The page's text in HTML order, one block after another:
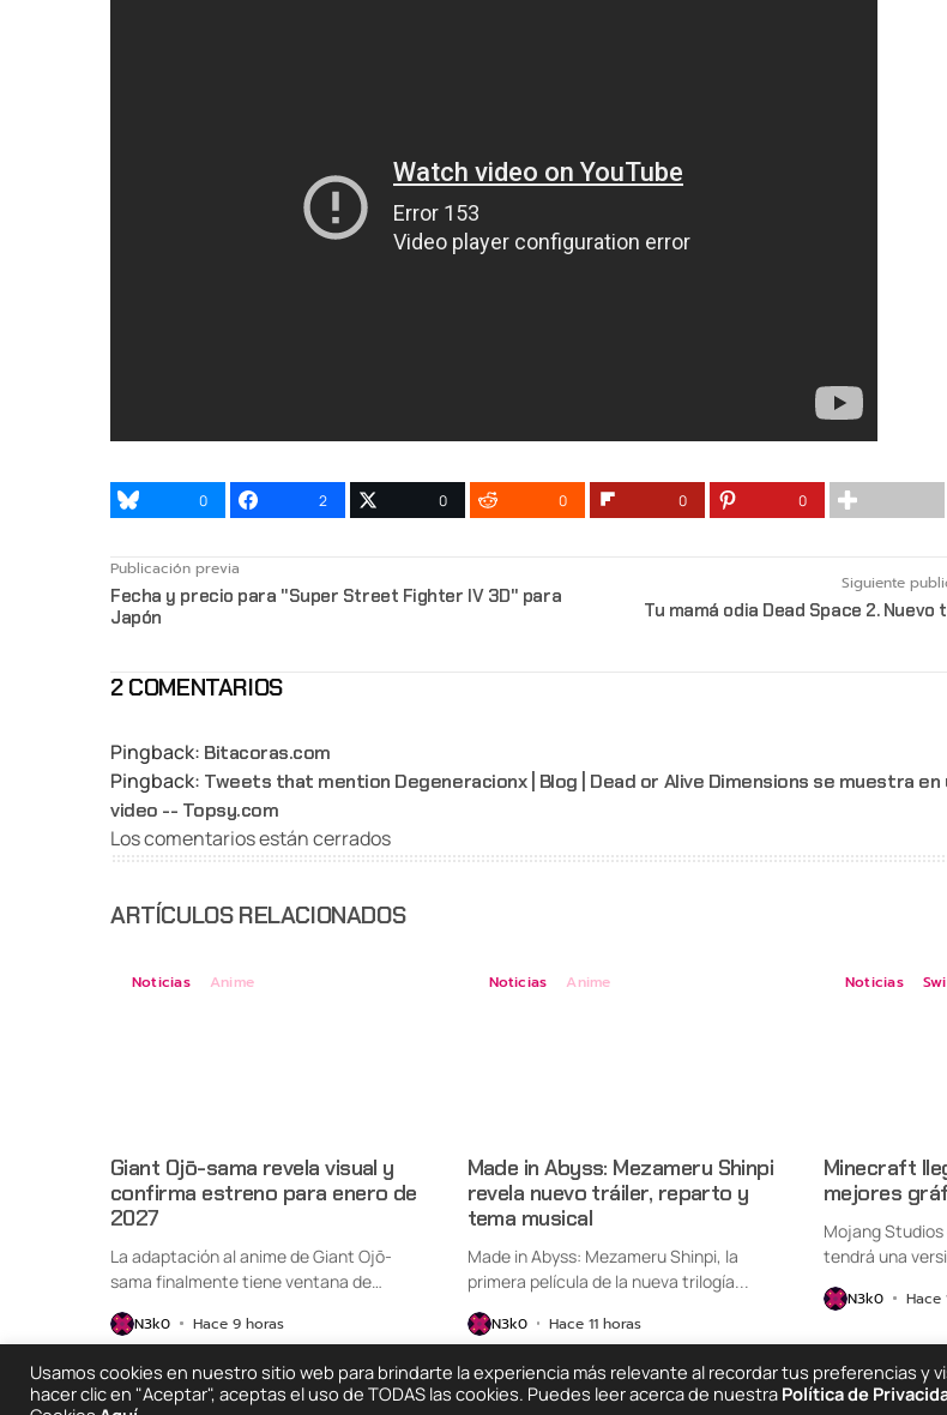
0 2 0 0 0 0
Publicación previa
Fecha y precio para "Super Street Fighter IV 3D" para
Japón
Siguiente
Tu mamá odia Dead Space 2. Nuevo
2 COMENTARIOS
Pingback: Bitacoras.com
Pingback: Tweets that mention Degeneracionx | Blog | Dead or Alive Dimensions se muestra en
video -- Topsy.com
Los comentarios están cerrados
ARTÍCULOS RELACIONADOS
Noticias Anime
Giant Ojō-sama revela visual y
confirma estreno para enero de
2027
La adaptación al anime de Giant Ojō-
sama finalmente tiene ventana de
N3k0 Hace 9 horas
Noticias Anime
Made in Abyss: Mezameru Shinpi
revela nuevo tráiler, reparto y
tema musical
Made in Abyss: Mezameru Shinpi, la
primera película de la nueva trilogía...
N3k0 Hace 11 horas
Noticias
Minecraft
mejores
Mojang
tendrá una
N3k0 Hace
Usamos cookies en nuestro sitio web para brindarte la experiencia más relevante al recordar tus preferencias y
hacer clic en "Aceptar", aceptas el uso de TODAS las cookies. Puedes leer acerca de nuestra Política de